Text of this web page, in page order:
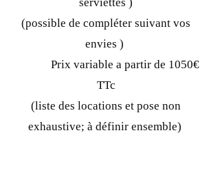
(possible de compléter suivant vos
envies )
Prix variable a partir de 1050€
TTc
(liste des locations et pose non
exhaustive; à définir ensemble)